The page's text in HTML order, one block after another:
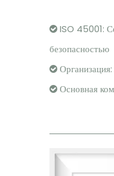
 ISO 45001:
безопасностью

 Основная